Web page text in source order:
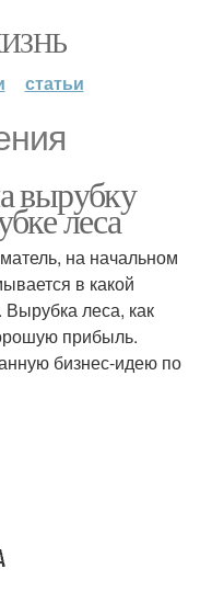
статьи
вырубку
леса
на начальном
в какой
Вырубка леса, как
прибыль.
бизнес-идею по